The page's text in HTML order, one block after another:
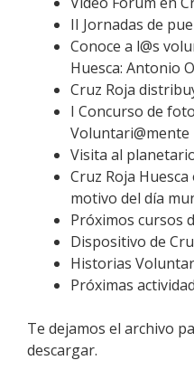
II Jornadas de
Conoce a l@s
Huesca: Antonio
Cruz Roja
I Concurso de
Voluntari@mente
Visita al
Cruz Roja
motivo del día
Próximos cursos
Dispositivo de
Historias
Próximas
Te dejamos el archivo
descargar.